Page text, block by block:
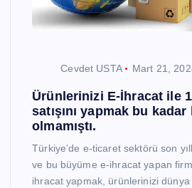
Cevdet USTA Mart 21,
Ürünlerinizi E-İhracat ile
satışını yapmak bu
olmamıştı.
Türkiye’de e-ticaret sektörü son
ve bu büyüme e-ihracat yapan
ihracat yapmak, ürünlerinizi dünya